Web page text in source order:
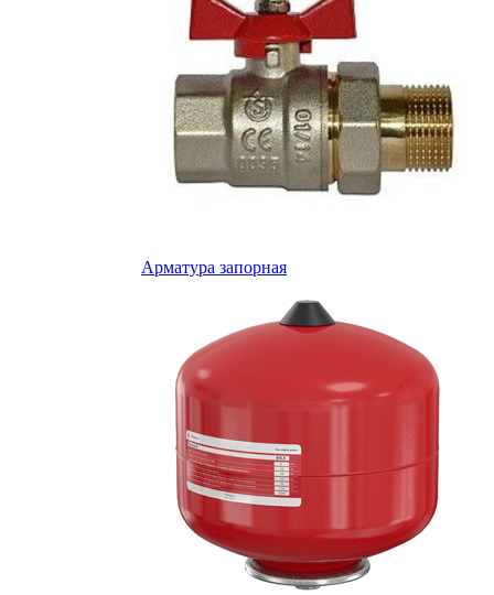
Арматура запорная